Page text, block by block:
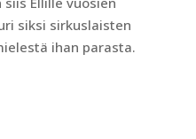
siksi sirkuslaisten
ihan parasta.